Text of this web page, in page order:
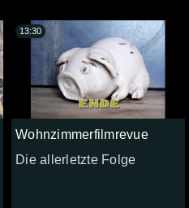
Wohnzimmerfilmrevue
Die allerletzte Folge
13:30